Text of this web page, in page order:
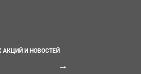
АКЦИЙ И НОВОСТЕЙ